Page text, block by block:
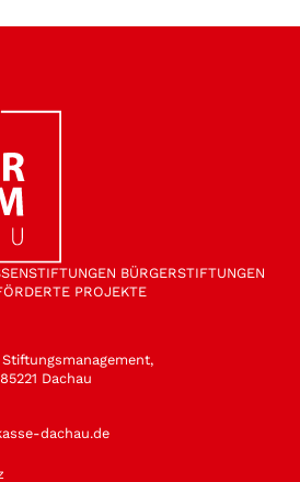
BÜRGER­STIFTUNGEN
PROJEKTE
Dachau
dachau.de